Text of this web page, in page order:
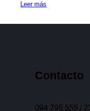
Leer más
Contacto
094 795 555 /